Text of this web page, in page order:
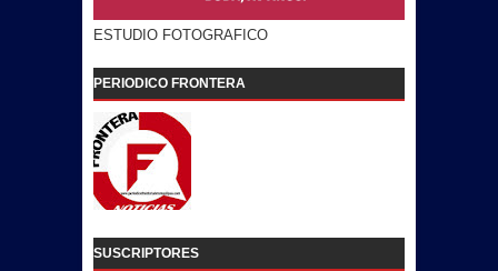
ESTUDIO FOTOGRAFICO
PERIODICO FRONTERA
SUSCRIPTORES